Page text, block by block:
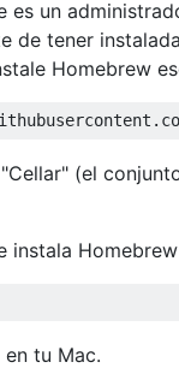
es un
de tener
Homebrew
(el
instala
tu Mac.